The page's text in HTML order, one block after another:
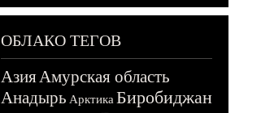
ОБЛАКО ТЕГОВ
АзияАмурская область
Анадырь Арктика Биробиджан